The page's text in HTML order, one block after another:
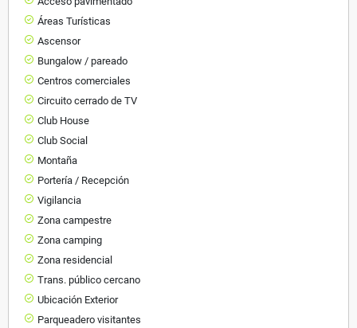
Áreas Turísticas
Ascensor
Bungalow / pareado
Centros comerciales
Circuito cerrado de TV
Club House
Club Social
Montaña
Portería / Recepción
Vigilancia
Zona campestre
Zona camping
Zona residencial
Trans. público cercano
Ubicación Exterior
Parqueadero visitantes